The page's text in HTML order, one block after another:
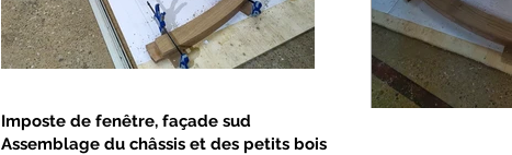
Assemblage du châssis et des petits bois
Imposte de fenêtre, façade sud